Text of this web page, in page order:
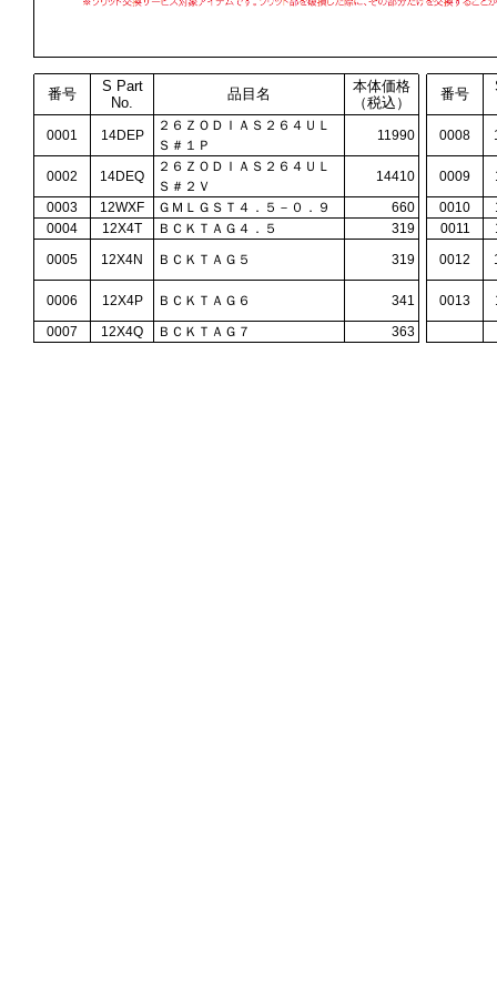
番号
S Part
No.
品目名
本体価格
（税込）
番号
0001 14DEP
２６ＺＯＤＩＡＳ２６４ＵＬ
Ｓ＃１Ｐ
11990 0008
0002 14DEQ
２６ＺＯＤＩＡＳ２６４ＵＬ
Ｓ＃２Ｖ
14410 0009
0003
12WXF ＧＭＬＧＳＴ４．５－０．９ 660 0010
0004
12X4T ＢＣＫＴＡＧ４．５ 319 0011
0005
12X4N ＢＣＫＴＡＧ５ 319 0012
0006 12X4P ＢＣＫＴＡＧ６ 341 0013
0007
12X4Q ＢＣＫＴＡＧ７ 363